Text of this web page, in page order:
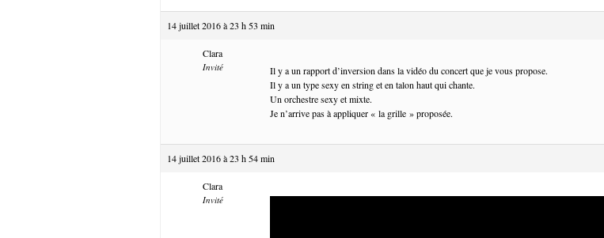
14 juillet 2016 à 23 h 53 min
Clara
Invité
Il y a un rapport d’inversion dans la vidéo du concert que je vous propose.
Il y a un type sexy en string et en talon haut qui chante.
Un orchestre sexy et mixte.
Je n’arrive pas à appliquer « la grille » proposée.
14 juillet 2016 à 23 h 54 min
Clara
Invité